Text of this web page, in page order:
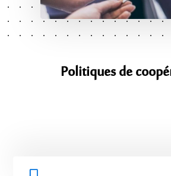
Politiquesde